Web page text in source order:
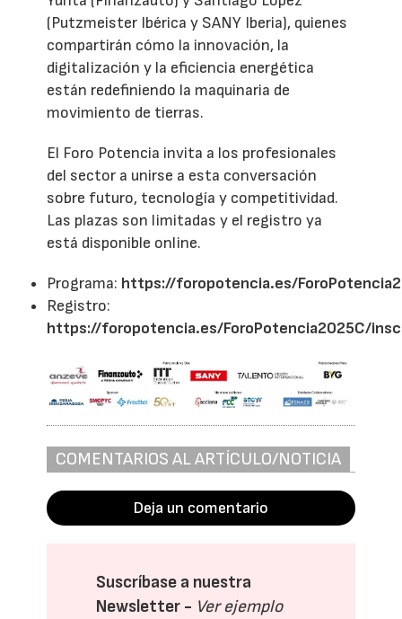
(Putzmeister Ibérica y SANY Iberia), quienes
compartirán cómo la innovación, la
digitalización y la eficiencia energética
están redefiniendo la maquinaria de
movimiento de tierras.
El Foro Potencia invita a los profesionales
del sector a unirse a esta conversación
sobre futuro, tecnología y competitividad.
Las plazas son limitadas y el registro ya
está disponible online.
Programa: https://foropotencia.es/
Registro:
https://foropotencia.es/ForoPotencia2025C/
COMENTARIOS AL ARTÍCULO/NOTICIA
Deja un comentario
Suscríbase a nuestra
Newsletter - Ver ejemplo